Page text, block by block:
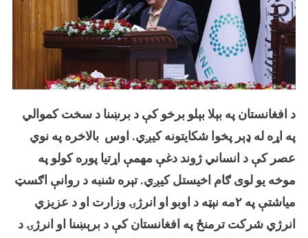
برښنا
تولید
لپاره
لس
میلیارده
ډالره
پانګونه
کوي.
د افغانستان په بېلا بېلو برخو کې د برښنا د سخت کموالي
په اړه له ډېر پخوا شکایتونه کیږي. اوس بالاخره په نوي
عصر کې د انساني ژوند دغې مهمې اړتیا پوره کولو په
موخه یو لوی ګام اخیستل کیږي. تېره شنبه د روانې اګسټ
میاشتې په ۲مه نېټه د اوبو او انرژۍ وزارت او د عزیزي
انرژي شرکت ترمنځ په افغانستان کې د برېښنا او انرژۍ د